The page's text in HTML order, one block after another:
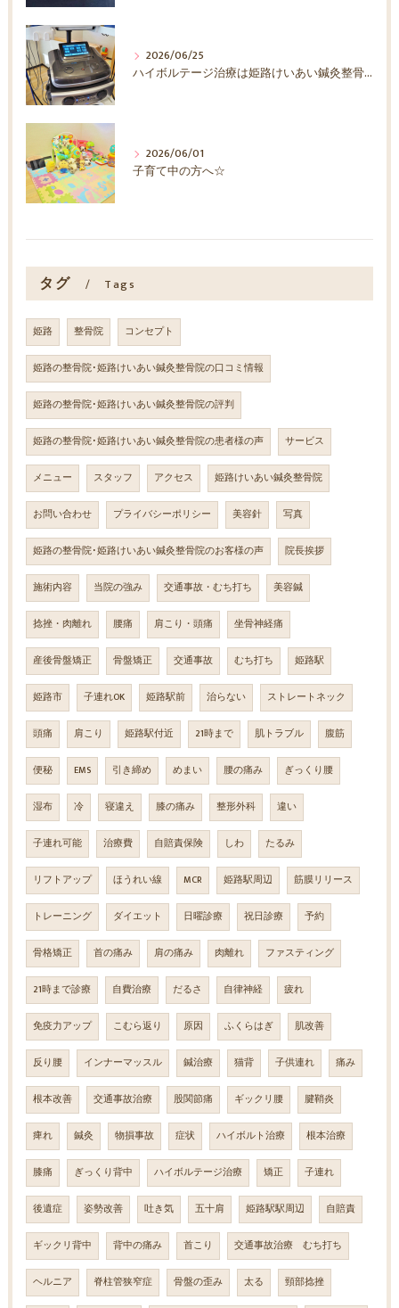
2026/06/25
ハイボルテージ治療は姫路けいあい鍼灸整骨院へ！
2026/06/01
子育て中の方へ☆
タグ Tags
姫路 整骨院 コンセプト
姫路の整骨院･姫路けいあい鍼灸整骨院の口コミ情報
姫路の整骨院･姫路けいあい鍼灸整骨院の評判
姫路の整骨院･姫路けいあい鍼灸整骨院の患者様の声 サービス
メニュー スタッフ アクセス 姫路けいあい鍼灸整骨院
お問い合わせ プライバシーポリシー 美容針 写真
姫路の整骨院･姫路けいあい鍼灸整骨院のお客様の声 院長挨拶
施術内容 当院の強み 交通事故・むち打ち 美容鍼
捻挫・肉離れ 腰痛 肩こり・頭痛 坐骨神経痛
産後骨盤矯正 骨盤矯正 交通事故 むち打ち 姫路駅
姫路市 子連れOK 姫路駅前 治らない ストレートネック
頭痛 肩こり 姫路駅付近 21時まで 肌トラブル 腹筋
便秘 EMS 引き締め めまい 腰の痛み ぎっくり腰
湿布 冷 寝違え 膝の痛み 整形外科 違い
子連れ可能 治療費 自賠責保険 しわ たるみ
リフトアップ ほうれい線 MCR 姫路駅周辺 筋膜リリース
トレーニング ダイエット 日曜診療 祝日診療 予約
骨格矯正 首の痛み 肩の痛み 肉離れ ファスティング
21時まで診療 自費治療 だるさ 自律神経 疲れ
免疫力アップ こむら返り 原因 ふくらはぎ 肌改善
反り腰 インナーマッスル 鍼治療 猫背 子供連れ 痛み
根本改善 交通事故治療 股関節痛 ギックリ腰 腱鞘炎
痺れ 鍼灸 物損事故 症状 ハイボルト治療 根本治療
膝痛 ぎっくり背中 ハイボルテージ治療 矯正 子連れ
後遺症 姿勢改善 吐き気 五十肩 姫路駅駅周辺 自賠責
ギックリ背中 背中の痛み 首こり 交通事故治療 むち打ち
ヘルニア 脊柱管狭窄症 骨盤の歪み 太る 頸部捻挫